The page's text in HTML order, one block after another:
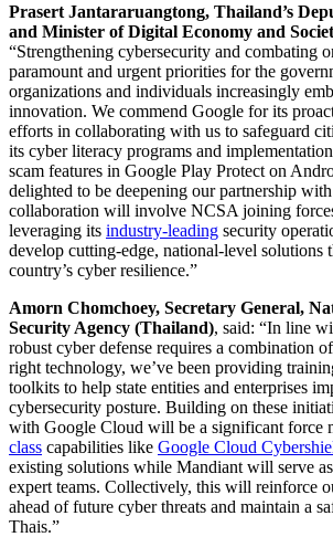
Prasert Jantararuangtong, Thailand’s
and Minister of Digital Economy and
“Strengthening cybersecurity and combating
paramount and urgent priorities for the
organizations and individuals increasingly
innovation. We commend Google for its
efforts in collaborating with us to safeguard
its cyber literacy programs and
scam features in Google Play Protect on
delighted to be deepening our partnership
collaboration will involve NCSA joining
leveraging its industry-leading security
develop cutting-edge, national-level solutions
country’s cyber resilience.”
Amorn Chomchoey, Secretary General,
Security Agency (Thailand), said: “In line
robust cyber defense requires a combination
right technology, we’ve been providing
toolkits to help state entities and enterprises
cybersecurity posture. Building on these
with Google Cloud will be a significant force
class capabilities like Google Cloud
existing solutions while Mandiant will serve
expert teams. Collectively, this will reinforce
ahead of future cyber threats and maintain a
Thais.”